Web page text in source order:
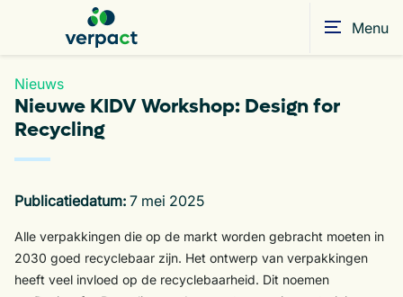
Menu
Nieuws
Nieuwe KIDV Workshop: Design for
Recycling
Publicatiedatum: 7 mei 2025
Alle verpakkingen die op de markt worden gebracht moeten in
2030 goed recyclebaar zijn. Het ontwerp van verpakkingen
heeft veel invloed op de recyclebaarheid. Dit noemen